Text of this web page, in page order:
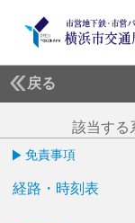
戻る
該当する
免責事項
経路・時刻表